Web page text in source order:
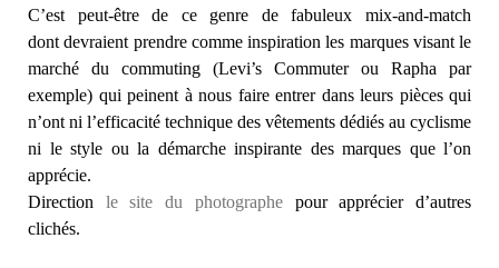
C’est peut-être de ce genre de fabuleux mix-and-match
dont devraient prendre comme inspiration les marques visant le
marché du commuting (Levi’s Commuter ou Rapha par
exemple) qui peinent à nous faire entrer dans leurs pièces qui
n’ont ni l’efficacité technique des vêtements dédiés au cyclisme
ni le style ou la démarche inspirante des marques que l’on
apprécie.
Direction le site du photographepour apprécier d’autres
clichés.